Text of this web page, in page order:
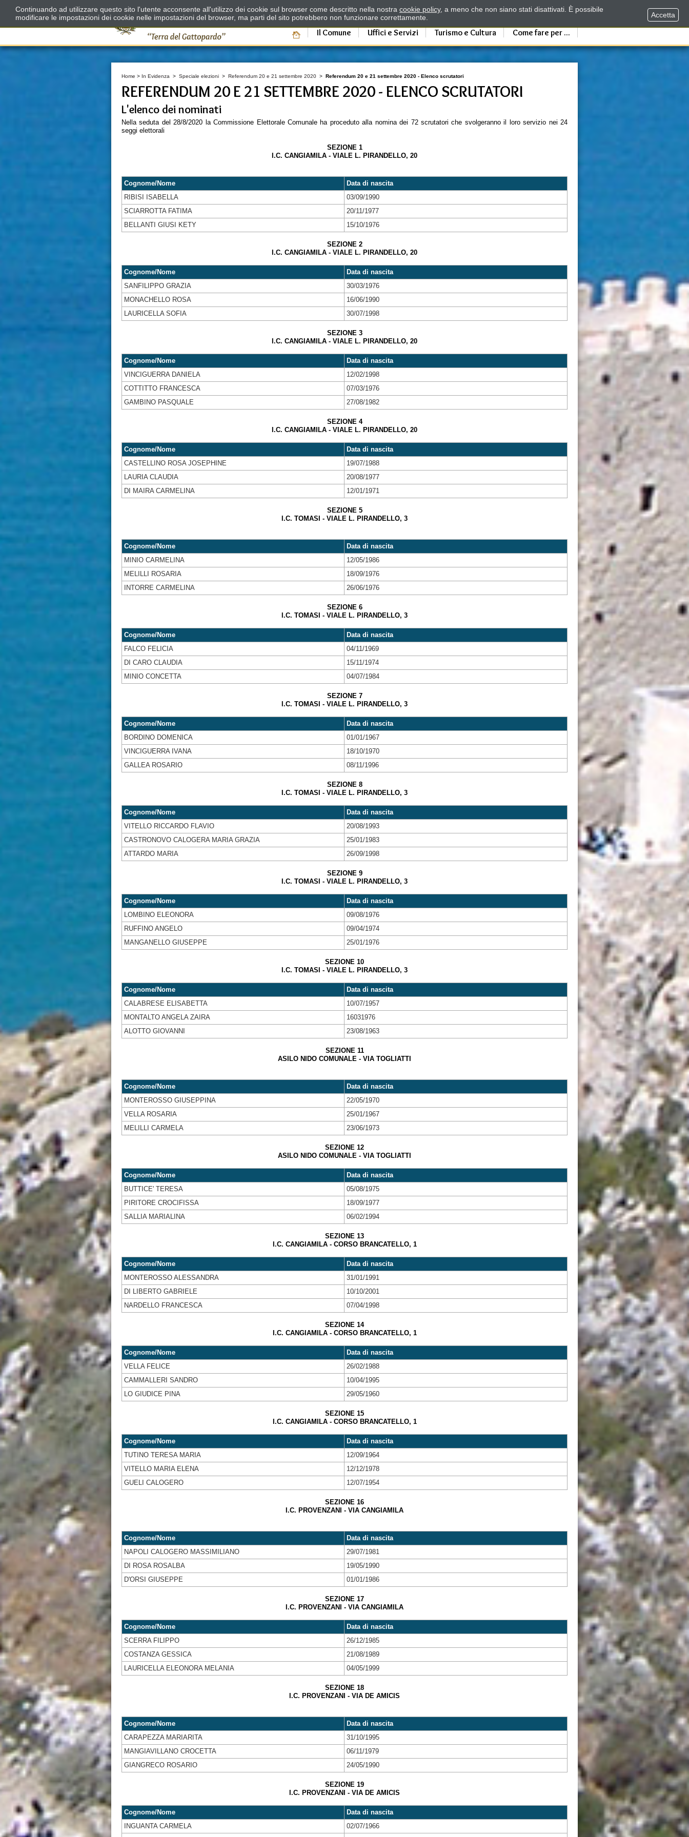
Il Comune Uffici e Servizi Turismo e Cultura Come fare per ...
Home > In Evidenza > Speciale elezioni > Referendum 20 e 21 settembre 2020 > Referendum 20 e 21 settembre 2020 - Elenco scrutatori
REFERENDUM 20 E 21 SETTEMBRE 2020 - ELENCO SCRUTATORI
L'elenco dei nominati
Nella seduta del 28/8/2020 la Commissione Elettorale Comunale ha proceduto alla nomina dei 72 scrutatori che svolgeranno il loro servizio nei 24
seggi elettorali
SEZIONE 1
I.C. CANGIAMILA - VIALE L. PIRANDELLO, 20
Cognome/Nome
Data di nascita
RIBISI ISABELLA
03/09/1990
SCIARROTTA FATIMA
20/11/1977
BELLANTI GIUSI KETY
15/10/1976
SEZIONE 2
I.C. CANGIAMILA - VIALE L. PIRANDELLO, 20
Cognome/Nome
Data di nascita
SANFILIPPO GRAZIA
30/03/1976
MONACHELLO ROSA
16/06/1990
LAURICELLA SOFIA
30/07/1998
SEZIONE 3
I.C. CANGIAMILA - VIALE L. PIRANDELLO, 20
Cognome/Nome
Data di nascita
VINCIGUERRA DANIELA
12/02/1998
COTTITTO FRANCESCA
07/03/1976
GAMBINO PASQUALE
27/08/1982
SEZIONE 4
I.C. CANGIAMILA - VIALE L. PIRANDELLO, 20
Cognome/Nome
Data di nascita
CASTELLINO ROSA JOSEPHINE
19/07/1988
LAURIA CLAUDIA
20/08/1977
DI MAIRA CARMELINA
12/01/1971
SEZIONE 5
I.C. TOMASI - VIALE L. PIRANDELLO, 3
Cognome/Nome
Data di nascita
MINIO CARMELINA
12/05/1986
MELILLI ROSARIA
18/09/1976
INTORRE CARMELINA
26/06/1976
SEZIONE 6
I.C. TOMASI - VIALE L. PIRANDELLO, 3
Cognome/Nome
Data di nascita
FALCO FELICIA
04/11/1969
DI CARO CLAUDIA
15/11/1974
MINIO CONCETTA
04/07/1984
SEZIONE 7
I.C. TOMASI - VIALE L. PIRANDELLO, 3
Cognome/Nome
Data di nascita
BORDINO DOMENICA
01/01/1967
VINCIGUERRA IVANA
18/10/1970
GALLEA ROSARIO
08/11/1996
SEZIONE 8
I.C. TOMASI - VIALE L. PIRANDELLO, 3
Cognome/Nome
Data di nascita
VITELLO RICCARDO FLAVIO
20/08/1993
CASTRONOVO CALOGERA MARIA GRAZIA
25/01/1983
ATTARDO MARIA
26/09/1998
SEZIONE 9
I.C. TOMASI - VIALE L. PIRANDELLO, 3
Cognome/Nome
Data di nascita
LOMBINO ELEONORA
09/08/1976
RUFFINO ANGELO
09/04/1974
MANGANELLO GIUSEPPE
25/01/1976
SEZIONE 10
I.C. TOMASI - VIALE L. PIRANDELLO, 3
Cognome/Nome
Data di nascita
CALABRESE ELISABETTA
10/07/1957
MONTALTO ANGELA ZAIRA
16031976
ALOTTO GIOVANNI
23/08/1963
SEZIONE 11
ASILO NIDO COMUNALE - VIA TOGLIATTI
Cognome/Nome
Data di nascita
MONTEROSSO GIUSEPPINA
22/05/1970
VELLA ROSARIA
25/01/1967
MELILLI CARMELA
23/06/1973
SEZIONE 12
ASILO NIDO COMUNALE - VIA TOGLIATTI
Cognome/Nome
Data di nascita
BUTTICE' TERESA
05/08/1975
PIRITORE CROCIFISSA
18/09/1977
SALLIA MARIALINA
06/02/1994
SEZIONE 13
I.C. CANGIAMILA - CORSO BRANCATELLO, 1
Cognome/Nome
Data di nascita
MONTEROSSO ALESSANDRA
31/01/1991
DI LIBERTO GABRIELE
10/10/2001
NARDELLO FRANCESCA
07/04/1998
SEZIONE 14
I.C. CANGIAMILA - CORSO BRANCATELLO, 1
Cognome/Nome
Data di nascita
VELLA FELICE
26/02/1988
CAMMALLERI SANDRO
10/04/1995
LO GIUDICE PINA
29/05/1960
SEZIONE 15
I.C. CANGIAMILA - CORSO BRANCATELLO, 1
Cognome/Nome
Data di nascita
TUTINO TERESA MARIA
12/09/1964
VITELLO MARIA ELENA
12/12/1978
GUELI CALOGERO
12/07/1954
SEZIONE 16
I.C. PROVENZANI - VIA CANGIAMILA
Cognome/Nome
Data di nascita
NAPOLI CALOGERO MASSIMILIANO
29/07/1981
DI ROSA ROSALBA
19/05/1990
D'ORSI GIUSEPPE
01/01/1986
SEZIONE 17
I.C. PROVENZANI - VIA CANGIAMILA
Cognome/Nome
Data di nascita
SCERRA FILIPPO
26/12/1985
COSTANZA GESSICA
21/08/1989
LAURICELLA ELEONORA MELANIA
04/05/1999
SEZIONE 18
I.C. PROVENZANI - VIA DE AMICIS
Cognome/Nome
Data di nascita
CARAPEZZA MARIARITA
31/10/1995
MANGIAVILLANO CROCETTA
06/11/1979
GIANGRECO ROSARIO
24/05/1990
SEZIONE 19
I.C. PROVENZANI - VIA DE AMICIS
Cognome/Nome
Data di nascita
INGUANTA CARMELA
02/07/1966
Continuando ad utilizzare questo sito l'utente acconsente all'utilizzo dei cookie sul browser come descritto nella nostra cookie policy, a meno che non siano stati disattivati. È possibile
modificare le impostazioni dei cookie nelle impostazioni del browser, ma parti del sito potrebbero non funzionare correttamente.
Accetta